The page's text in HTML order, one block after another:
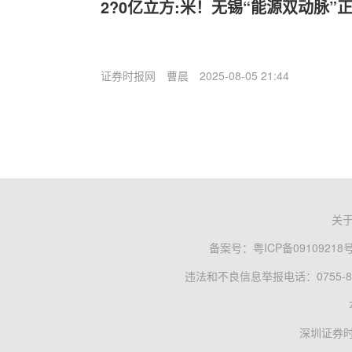
2?0亿立方:米！无锡“能源双动脉”
证券时报网 曹晨 2025-08-05 21:44
关
备案号： 粤ICP备09109218
违法和不良信息举报电话：0755-
深圳证券